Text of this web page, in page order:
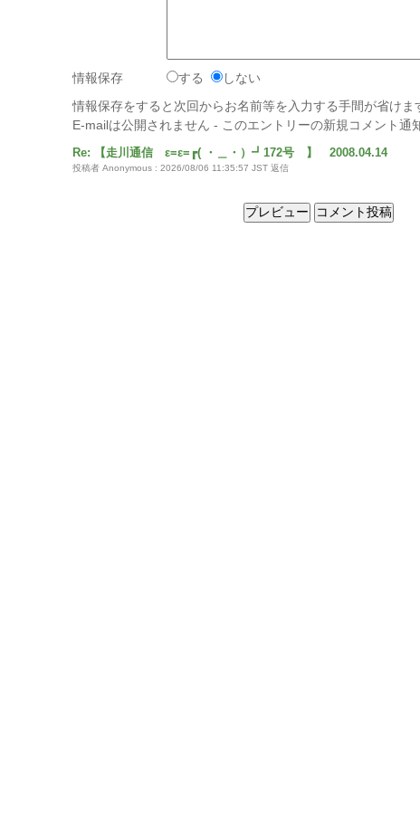
情報保存 する
しない
情報保存をすると次回からお名前等を入力する手間が省けま
E-mailは公開されません - このエントリーの新規コメント通
Re: 【走川通信 ε=ε=┏( ・＿・）┛172号 】 2008.04.14
投稿者 Anonymous : 2026/08/06 11:35:57 JST 返信